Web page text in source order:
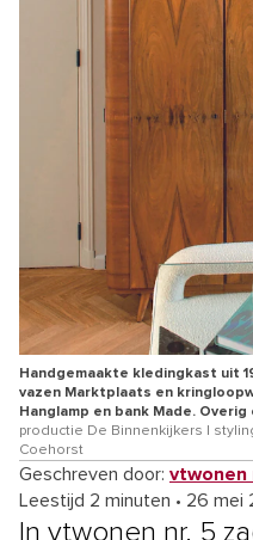
Handgemaakte kledingkast uit
vazen Marktplaats en
Hanglamp en bank Made.
productie De Binnenkijkers |
Coehorst
Geschreven door: vtwonen
Leestijd 2 minuten • 26 mei
In vtwonen nr. 5